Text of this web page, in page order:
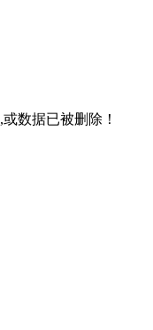
数据已被删除！